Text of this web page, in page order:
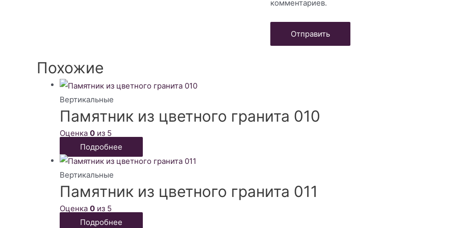
комментариев.
Похожие
Вертикальные
Памятник из цветного гранита 010
Оценка 0 из 5
Подробнее
Вертикальные
Памятник из цветного гранита 011
Оценка 0 из 5
Подробнее